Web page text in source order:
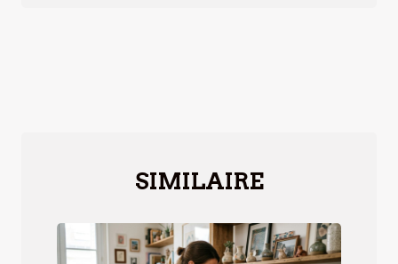
SIMILAIRE